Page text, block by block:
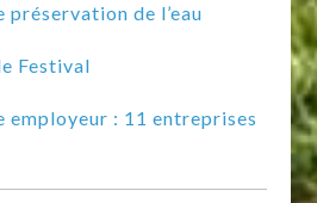
préservation de l’eau
Festival
employeur : 11 entreprises